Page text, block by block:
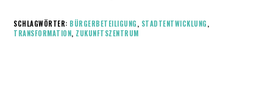
SCHLAGWÖRTER: BÜRGERBETEILIGUNG, STADTENTWICKLUNG,
TRANSFORMATION, ZUKUNFTSZENTRUM